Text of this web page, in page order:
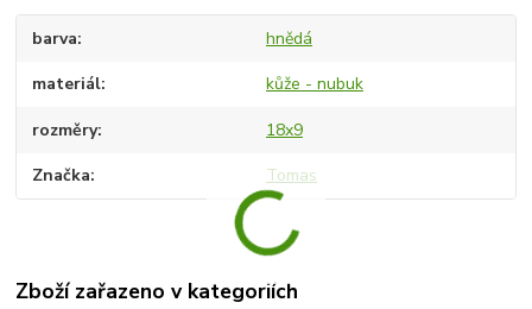
barva hnědá
materiál kůže - nubuk
rozměry 18x9
Značka Tomas
Zboží zařazeno v kategoriích